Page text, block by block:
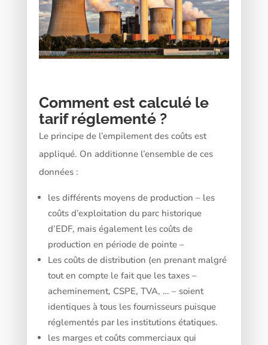
Comment est calculé le
tarif réglementé ?
Le principe de l’empilement des coûts est
appliqué. On additionne l’ensemble de ces
données :
les différents moyens de production – les
coûts d’exploitation du parc historique
d’EDF, mais également les coûts de
production en période de pointe –
Les coûts de distribution (en prenant malgré
tout en compte le fait que les taxes –
acheminement, CSPE, TVA, … – soient
identiques à tous les fournisseurs puisque
réglementés par les institutions étatiques.
les marges et coûts commerciaux qui